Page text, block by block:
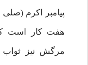
پيامبر اكرم (صلى
هفت كار است
مرگش نيز ثواب